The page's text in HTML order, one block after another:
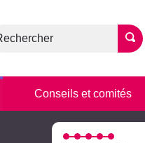
Conseils et comités